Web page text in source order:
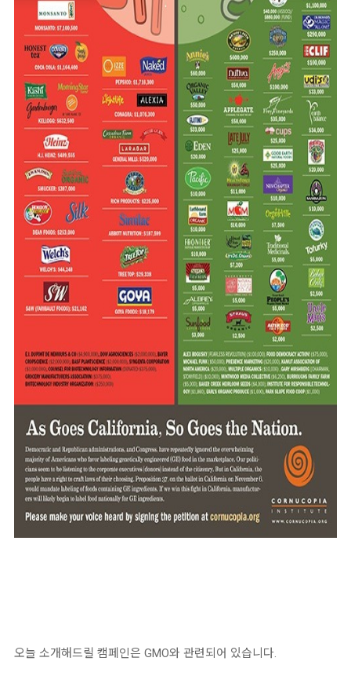
오늘 소개해드릴 캠페인은 GMO와 관련되어 있습니다.